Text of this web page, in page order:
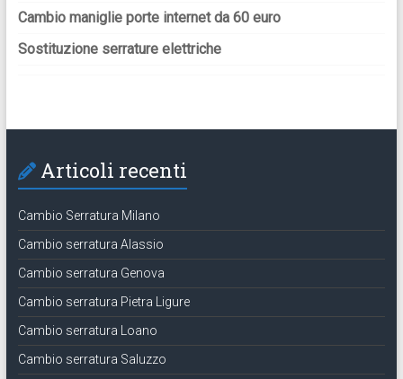
Cambio maniglie porte internet da 60 euro
Sostituzione serrature elettriche
Articoli recenti
Cambio Serratura Milano
Cambio serratura Alassio
Cambio serratura Genova
Cambio serratura Pietra Ligure
Cambio serratura Loano
Cambio serratura Saluzzo